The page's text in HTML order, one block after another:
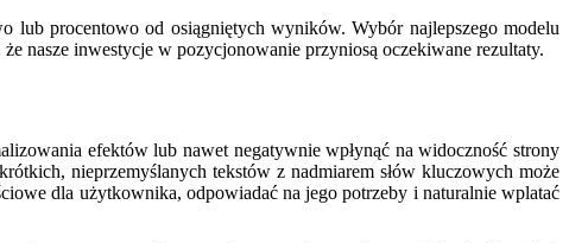
lub procentowo od osiągniętych wyników. Wybór najlepszego modelu
nasze inwestycje w pozycjonowanie przyniosą oczekiwane rezultaty.
efektów lub nawet negatywnie wpłynąć na widoczność strony
nieprzemyślanych tekstów z nadmiarem słów kluczowych może
dla użytkownika, odpowiadać na jego potrzeby i naturalnie wplatać